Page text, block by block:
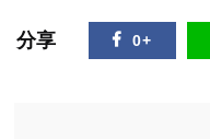
分享 0+